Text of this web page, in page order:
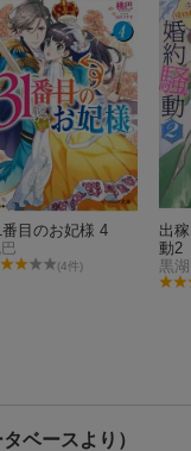
番目のお妃様 4
(4件)
出
動2
黒
ベースより）